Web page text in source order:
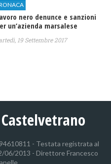
nero denunce e sanzioni
un’azienda marsalese
19 Settembre 2017
- Testata registrata al
06/2013 - Direttore Francesco